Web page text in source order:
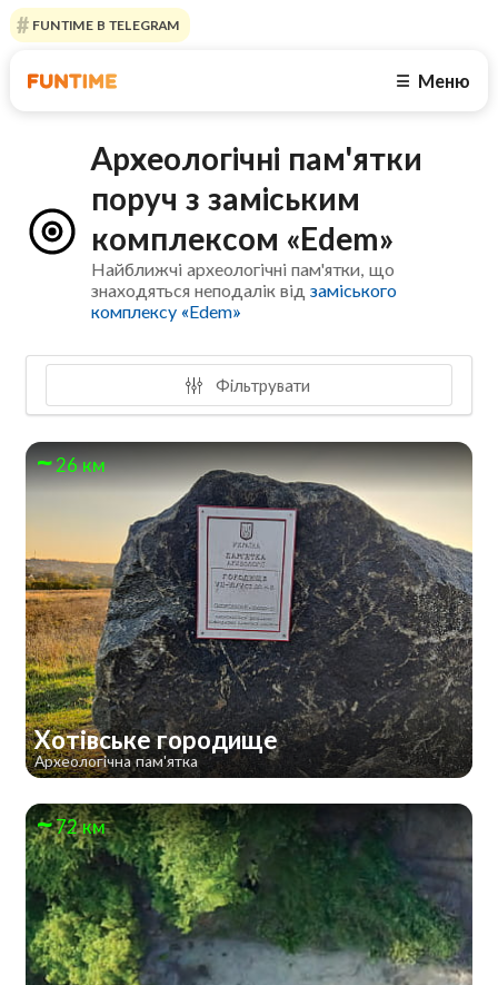
FUNTIME В TELEGRAM
☰ Меню
Археологічні пам'ятки
поруч з заміським
комплексом «Edem»
Найближчі археологічні пам'ятки, що
знаходяться неподалік відзаміського
комплексу «Edem»
Фільтрувати
26 км
Хотівське городище
Археологічна пам'ятка
72 км